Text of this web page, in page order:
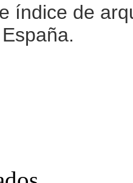
índice de